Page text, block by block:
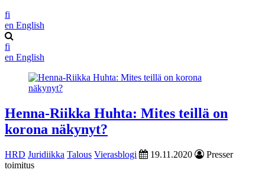
fi
en English
fi
en English
Henna-Riikka Huhta: Mites teillä on
korona näkynyt?
HRD Juridiikka Talous Vierasblogi 19.11.2020
Presser
toimitus